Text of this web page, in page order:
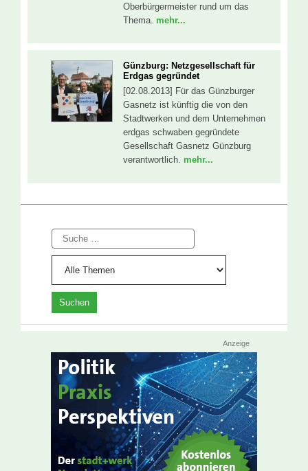
Oberbürgermeister rund um das
Thema. mehr...
Günzburg: Netzgesellschaft für
Erdgas gegründet
[02.08.2013] Für das Günzburger
Gasnetz ist künftig die von den
Stadtwerken und dem Unternehmen
erdgas schwaben gegründete
Gesellschaft Gasnetz Günzburg
verantwortlich. mehr...
Suche
Anzeige